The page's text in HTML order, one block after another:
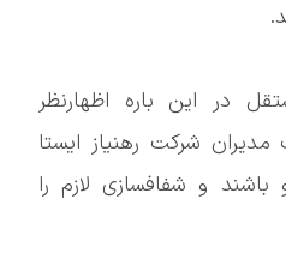
در این باره اظهارنظر
مدیران شرکت رهنیاز ایستا
و شفافسازی لازم را